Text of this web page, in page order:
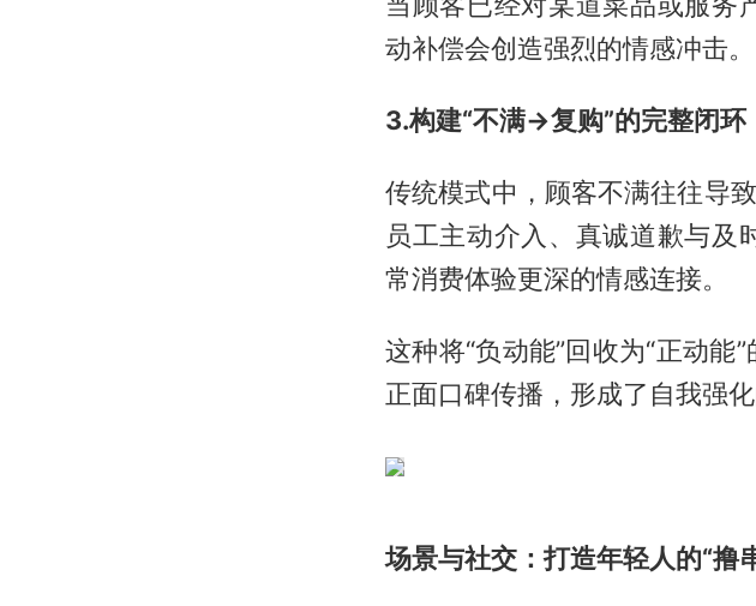
动补偿会创造强烈的情感冲击。
3.构建“不满→复购”的完整闭环
传统模式中，顾客不满往往导
员工主动介入、真诚道歉与及
常消费体验更深的情感连接。
这种将“负动能”回收为“正动能
正面口碑传播，形成了自我强化
场景与社交：打造年轻人的“撸